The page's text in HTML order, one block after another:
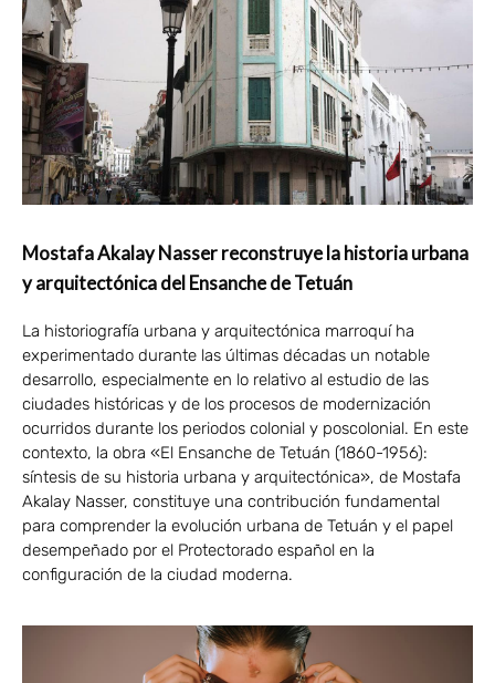
Mostafa Akalay Nasser reconstruye la historia urbana
y arquitectónica del Ensanche de Tetuán
La historiografía urbana y arquitectónica marroquí ha
experimentado durante las últimas décadas un notable
desarrollo, especialmente en lo relativo al estudio de las
ciudades históricas y de los procesos de modernización
ocurridos durante los periodos colonial y poscolonial. En este
contexto, la obra «El Ensanche de Tetuán (1860-1956):
síntesis de su historia urbana y arquitectónica», de Mostafa
Akalay Nasser, constituye una contribución fundamental
para comprender la evolución urbana de Tetuán y el papel
desempeñado por el Protectorado español en la
configuración de la ciudad moderna.